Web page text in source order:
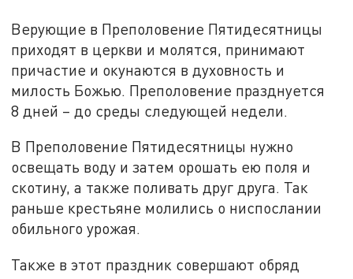
Верующие в Преполовение Пятидесятницы
приходят в церкви и молятся, принимают
причастие и окунаются в духовность и
милость Божью. Пре­по­ло­ве­ние празд­ну­ет­ся
8 дней – до среды следующей недели.
В Преполовение Пятидесятницы нужно
освещать воду и затем орошать ею поля и
скотину, а также поливать друг друга. Так
раньше крестьяне молились о ниспослании
обильного урожая.
Также в этот праздник совершают обряд